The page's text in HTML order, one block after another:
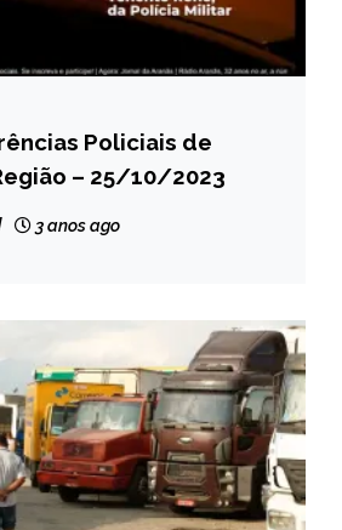
Policiais de
– 25/10/2023
3 anos ago